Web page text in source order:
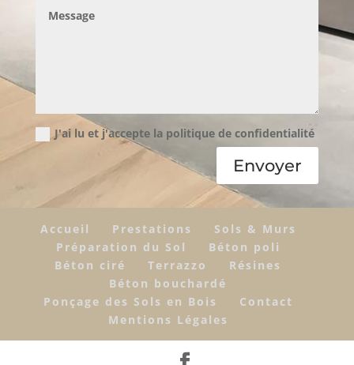
J'ai lu et j'accepte la politique de confidentialité
Envoyer
Accueil Prestations
Sols & Murs
Préparation du Sol
Béton poli
Béton ciré
Terrazzo
Résines
Béton bouchardé
Ponçage des Sols en Bois
Contact
Mentions Légales